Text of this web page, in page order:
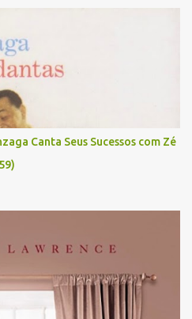
Canta Seus Sucessos com Zé